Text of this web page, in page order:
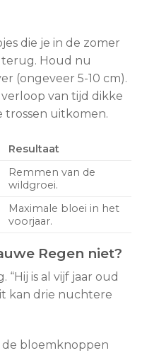
die je in de zomer
Houd nu
(ongeveer 5-10 cm).
van tijd dikke
trossen uitkomen.
Resultaat
Remmen van de
wildgroei.
Maximale bloei in het
voorjaar.
Regen niet?
“Hij is al vijf jaar oud
kan drie nuchtere
de bloemknoppen